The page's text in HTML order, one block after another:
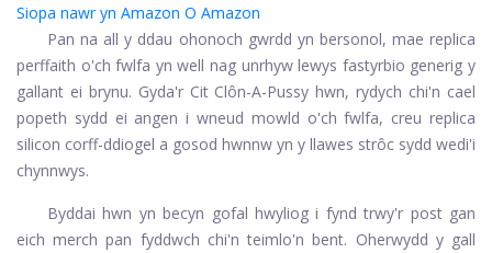
Siopa nawr yn Amazon O Amazon
Pan na all y ddau ohonoch gwrdd yn bersonol, mae replica
perffaith o'ch fwlfa yn well nag unrhyw lewys fastyrbio generig y
gallant ei brynu. Gyda'r Cit Clôn-A-Pussy hwn, rydych chi'n cael
popeth sydd ei angen i wneud mowld o'ch fwlfa, creu replica
silicon corff-ddiogel a gosod hwnnw yn y llawes strôc sydd wedi'i
chynnwys.
Byddai hwn yn becyn gofal hwyliog i fynd trwy'r post gan
eich merch pan fyddwch chi'n teimlo'n bent. Oherwydd y gall